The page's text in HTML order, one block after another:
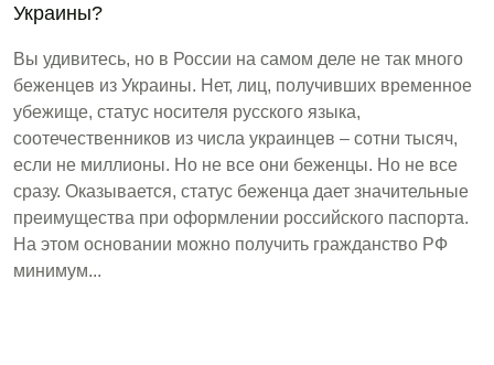
Украины?
Вы удивитесь, но в России на самом деле не так много
беженцев из Украины. Нет, лиц, получивших временное
убежище, статус носителя русского языка,
соотечественников из числа украинцев – сотни тысяч,
если не миллионы. Но не все они беженцы. Но не все
сразу. Оказывается, статус беженца дает значительные
преимущества при оформлении российского паспорта.
На этом основании можно получить гражданство РФ
минимум...